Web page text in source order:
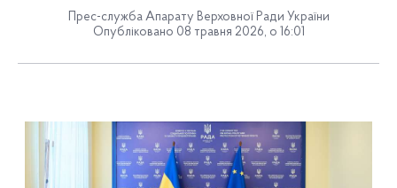
Прес-служба Апарату Верховної Ради України
Опубліковано 08 травня 2026, о 16:01